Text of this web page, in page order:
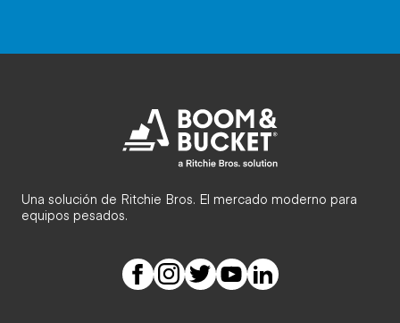
Una solución de Ritchie Bros. El mercado moderno para
equipos pesados.